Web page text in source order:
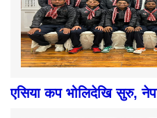
एसिया कप भोलिदेखि सुरु,